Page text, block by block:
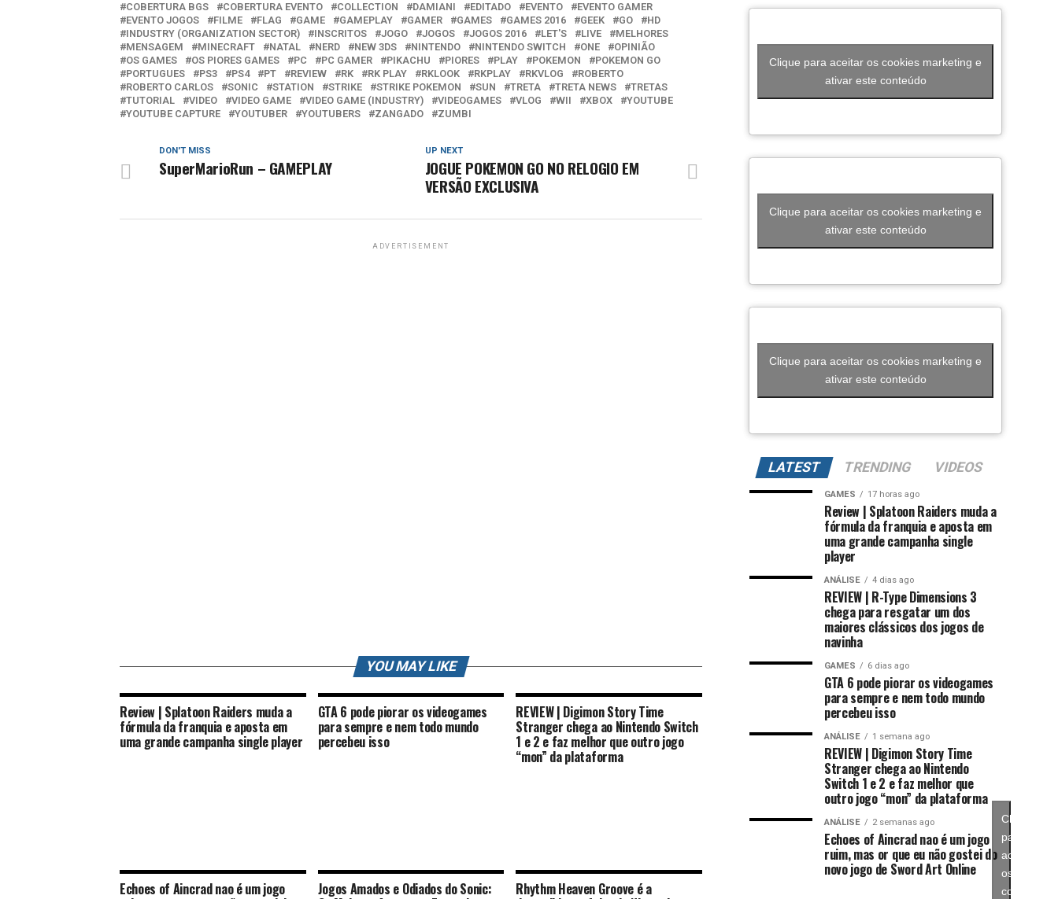
COBERTURA BGS
COBERTURA EVENTO COLLECTION DAMIANI EDITADO EVENTO
EVENTO GAMER
EVENTO JOGOS
FILME FLAG GAME GAMEPLAY GAMER GAMES GAMES 2016 GEEK GO
HD
INDUSTRY (ORGANIZATION SECTOR)
INSCRITOS JOGO JOGOS JOGOS 2016 LET'S LIVE
MELHORES
MENSAGEM
MINECRAFT NATAL NERD NEW 3DS NINTENDO NINTENDO SWITCH ONE
OPINIÃO
OS GAMES
OS PIORES GAMES PC PC GAMER PIKACHU PIORES PLAY POKEMON
POKEMON GO
PORTUGUES
PS3 PS4 PT REVIEW RK RK PLAY RKLOOK RKPLAY RKVLOG
ROBERTO
ROBERTO CARLOS
SONIC STATION STRIKE STRIKE POKEMON SUN TRETA TRETA NEWS
TRETAS
TUTORIAL
VIDEO VIDEO GAME VIDEO GAME (INDUSTRY) VIDEOGAMES VLOG WII XBOX
YOUTUBE
YOUTUBE CAPTURE
YOUTUBER YOUTUBERS ZANGADO ZUMBI
UP NEXT
JOGUE POKEMON GO NO RELOGIO EM
VERSÃO EXCLUSIVA
DON'T MISS
SuperMarioRun – GAMEPLAY
ADVERTISEMENT
YOU MAY LIKE
Review | Splatoon Raiders muda a
fórmula da franquia e aposta em
uma grande campanha single player
GTA 6 pode piorar os videogames
para sempre e nem todo mundo
percebeu isso
REVIEW | Digimon Story Time
Stranger chega ao Nintendo Switch
1 e 2 e faz melhor que outro jogo
“mon” da plataforma
Echoes of Aincrad nao é um jogo Jogos Amados e Odiados do Sonic: Rhythm Heaven Groove é a
Clique para aceitar os cookies marketing e
ativar este conteúdo
Clique para aceitar os cookies marketing e
ativar este conteúdo
Clique para aceitar os cookies marketing e
ativar este conteúdo
LATEST TRENDING VIDEOS
GAMES 17 horas ago
Review | Splatoon Raiders muda a
fórmula da franquia e aposta em
uma grande campanha single
player
ANÁLISE 4 dias ago
REVIEW | R-Type Dimensions 3
chega para resgatar um dos
maiores clássicos dos jogos de
navinha
GAMES 6 dias ago
GTA 6 pode piorar os videogames
para sempre e nem todo mundo
percebeu isso
ANÁLISE 1 semana ago
REVIEW | Digimon Story Time
Stranger chega ao Nintendo
Switch 1 e 2 e faz melhor que
outro jogo “mon” da plataforma
ANÁLISE 2 semanas ago
Echoes of Aincrad nao é um jogo
ruim, mas or que eu não gostei do
novo jogo de Sword Art Online
Clique
para
aceitar
os
cookies